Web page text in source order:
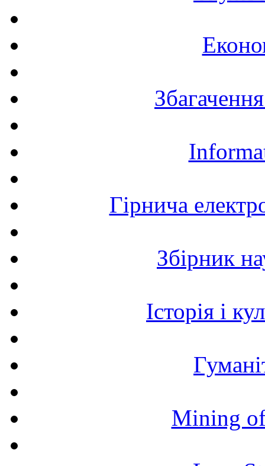
Гірнича
Збірник
Історія і
Mining